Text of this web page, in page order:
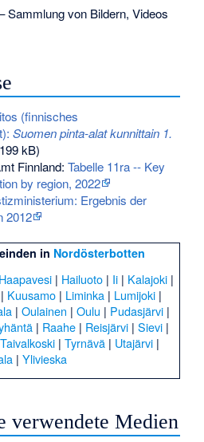
Sammlung von Bildern, Videos
(finnisches
Suomen pinta-alat kunnittain 1.
kB)
Finnland:Tabelle 11ra -- Key
by region, 2022
Ergebnis der
2012
in Nordösterbotten
Haapavesi | Hailuoto | Ii | Kalajoki |
| Kuusamo | Liminka | Lumijoki |
| Oulainen | Oulu | Pudasjärvi|
| Raahe | Reisjärvi |Sievi |
Taivalkoski |Tyrnävä | Utajärvi |
| Ylivieska
verwendete Medien